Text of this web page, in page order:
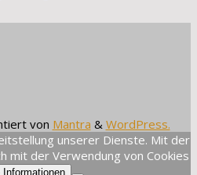
von Mantra & WordPress.
unserer Dienste. Mit der
mit der Verwendung von Cookies
Informationen